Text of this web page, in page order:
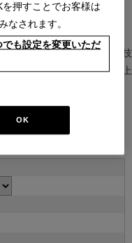
を掲げるグローバル家
美意識を融合し、素材や技
アを提案。長く愛される上
る
押すことでお客様は
なされます。
も設定を変更いただ
OK